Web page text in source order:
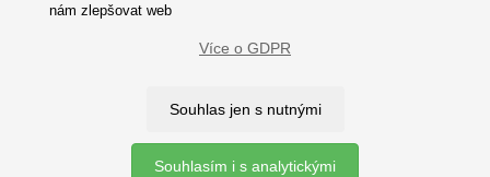
Online
Youtube SONS
K jakémukoliv užití textů a obrázků uvedených na tomto serveru je
Copyright © 2012 - 2026 SONS ČR, z. s.
nám zlepšovat web
Více o GDPR
Souhlas jen s nutnými
Souhlasím i s analytickými